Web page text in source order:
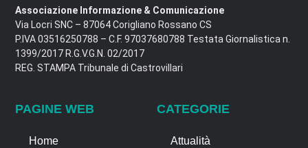
Associazione Informazione & Comunicazione
Via Locri SNC – 87064 Corigliano Rossano CS
P.IVA 03516250788 – C.F. 97037680788 Testata Giornalistica n.
1399/2017 R.G.V.G.N. 02/2017
REG. STAMPA Tribunale di Castrovillari
PAGINE WEB
Home
CATEGORIE
Attualità